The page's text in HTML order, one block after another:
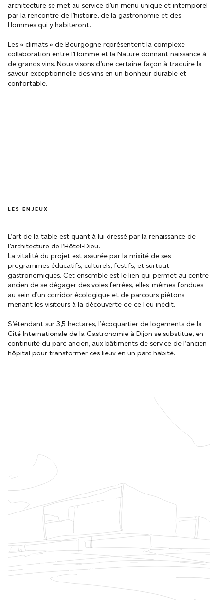
architecture se met au service d’un menu unique et intemporel
par la rencontre de l’histoire, de la gastronomie et des
Hommes qui y habiteront.
Les « climats » de Bourgogne représentent la complexe
collaboration entre l’Homme et la Nature donnant naissance à
de grands vins. Nous visons d’une certaine façon à traduire la
saveur exceptionnelle des vins en un bonheur durable et
confortable.
LES ENJEUX
L’art de la table est quant à lui dressé par la renaissance de
l’architecture de l’Hôtel-Dieu.
La vitalité du projet est assurée par la mixité de ses
programmes éducatifs, culturels, festifs, et surtout
gastronomiques. Cet ensemble est le lien qui permet au centre
ancien de se dégager des voies ferrées, elles-mêmes fondues
au sein d’un corridor écologique et de parcours piétons
menant les visiteurs à la découverte de ce lieu inédit.
S’étendant sur 3,5 hectares, l’écoquartier de logements de la
Cité Internationale de la Gastronomie à Dijon se substitue, en
continuité du parc ancien, aux bâtiments de service de l’ancien
hôpital pour transformer ces lieux en un parc habité.